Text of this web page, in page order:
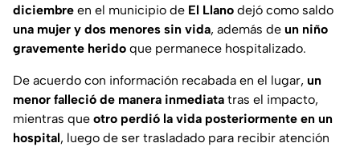
diciembre en el municipio de El Llano dejó como saldo
una mujer y dos menores sin vida, además de un niño
gravemente herido que permanece hospitalizado.
De acuerdo con información recabada en el lugar, un
menor falleció de manera inmediata tras el impacto,
mientras que otro perdió la vida posteriormente en un
hospital, luego de ser trasladado para recibir atención